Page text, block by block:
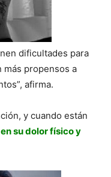
dificultades para
más propensos a
afirma.
y cuando están
su dolor físico y